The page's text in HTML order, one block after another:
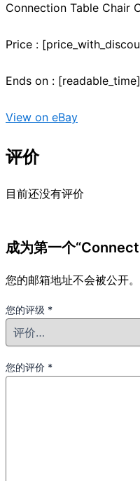
Connection Table Chair
Price :
Ends on :
View on eBay
评价
目前还没有评价
成为第一个
您的邮箱地址不会被公开。
您的评级 *
您的评价 *